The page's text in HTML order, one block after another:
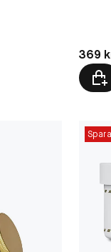
Pris:
369